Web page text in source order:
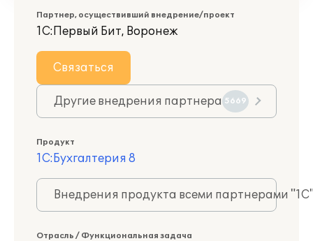
Партнер, осуществивший внедрение/проект
1С:Первый Бит, Воронеж
Связаться
Другие внедрения партнера 5669
Продукт
1С:Бухгалтерия 8
Внедрения продукта всеми партнерами
Отрасль / Функциональная задача